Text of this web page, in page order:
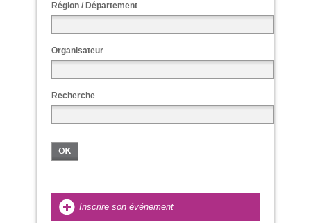
Région / Département
Organisateur
Recherche
Inscrire son événement